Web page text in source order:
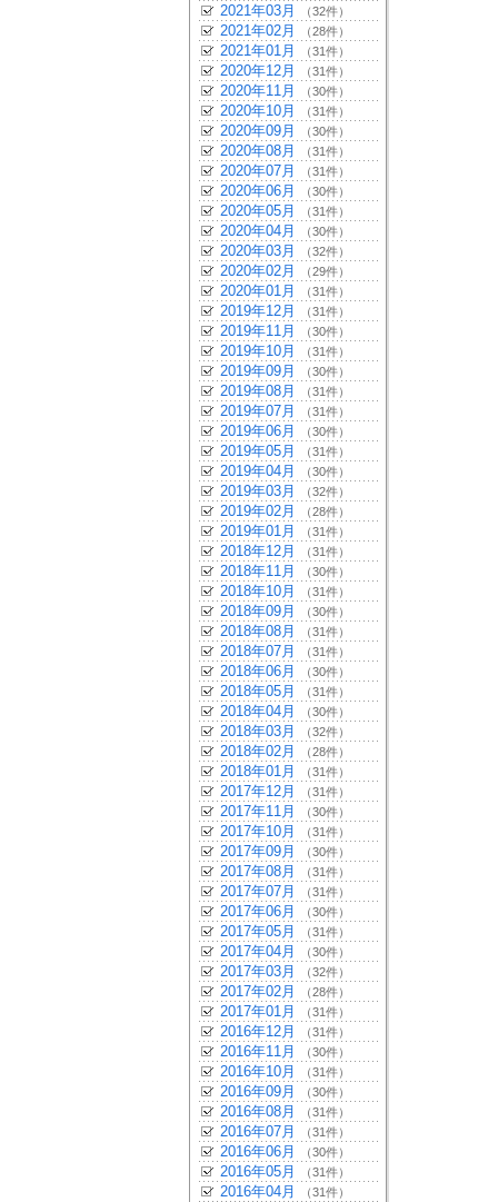
2021年03月 （32件）
2021年02月 （28件）
2021年01月 （31件）
2020年12月 （31件）
2020年11月 （30件）
2020年10月 （31件）
2020年09月 （30件）
2020年08月 （31件）
2020年07月 （31件）
2020年06月 （30件）
2020年05月 （31件）
2020年04月 （30件）
2020年03月 （32件）
2020年02月 （29件）
2020年01月 （31件）
2019年12月 （31件）
2019年11月 （30件）
2019年10月 （31件）
2019年09月 （30件）
2019年08月 （31件）
2019年07月 （31件）
2019年06月 （30件）
2019年05月 （31件）
2019年04月 （30件）
2019年03月 （32件）
2019年02月 （28件）
2019年01月 （31件）
2018年12月 （31件）
2018年11月 （30件）
2018年10月 （31件）
2018年09月 （30件）
2018年08月 （31件）
2018年07月 （31件）
2018年06月 （30件）
2018年05月 （31件）
2018年04月 （30件）
2018年03月 （32件）
2018年02月 （28件）
2018年01月 （31件）
2017年12月 （31件）
2017年11月 （30件）
2017年10月 （31件）
2017年09月 （30件）
2017年08月 （31件）
2017年07月 （31件）
2017年06月 （30件）
2017年05月 （31件）
2017年04月 （30件）
2017年03月 （32件）
2017年02月 （28件）
2017年01月 （31件）
2016年12月 （31件）
2016年11月 （30件）
2016年10月 （31件）
2016年09月 （30件）
2016年08月 （31件）
2016年07月 （31件）
2016年06月 （30件）
2016年05月 （31件）
2016年04月 （31件）